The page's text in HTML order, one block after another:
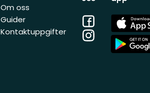
Om oss
Guider
Kontaktuppgifter
Facebook
Instagram
App
Store
App
Store